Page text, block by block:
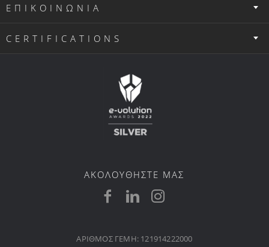
ΕΠΙΚΟΙΝΩΝΙΑ
CERTIFICATIONS
ΑΚΟΛΟΥΘΗΣΤΕ ΜΑΣ
ΑΡΙΘΜΟΣ ΓΕΜΗ: 121914222000